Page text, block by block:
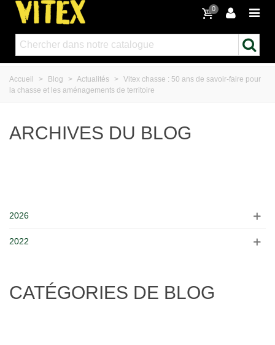
0
Accueil > Blog > Actualités > Vitex chasse : 50 ans de savoir-faire pour
la chasse et les aménagements de territoire
ARCHIVES DU BLOG
2026
2022
CATÉGORIES DE BLOG